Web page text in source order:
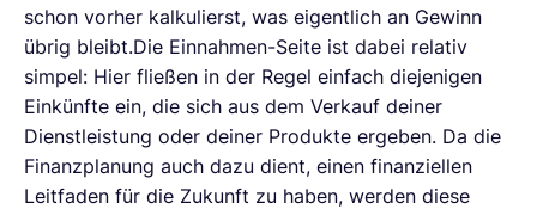
schon vorher kalkulierst, was eigentlich an Gewinn
übrig bleibt.Die Einnahmen-Seite ist dabei relativ
simpel: Hier fließen in der Regel einfach diejenigen
Einkünfte ein, die sich aus dem Verkauf deiner
Dienstleistung oder deiner Produkte ergeben. Da die
Finanzplanung auch dazu dient, einen finanziellen
Leitfaden für die Zukunft zu haben, werden diese